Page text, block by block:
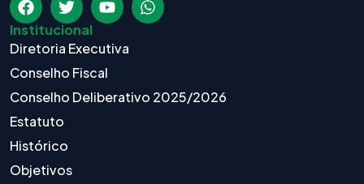
Institucional
Diretoria Executiva
Conselho Fiscal
Conselho Deliberativo 2025/2026
Estatuto
Histórico
Objetivos